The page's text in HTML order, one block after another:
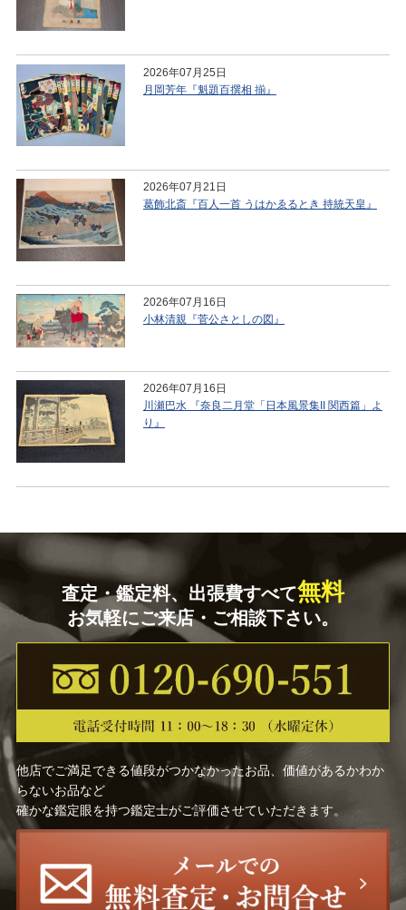
2026年07月25日
月岡芳年『魁題百撰相 揃』
2026年07月21日
葛飾北斎『百人一首 うはかゑるとき 持統天皇』
2026年07月16日
小林清親『菅公さとしの図』
2026年07月16日
川瀬巴水 『奈良二月堂「日本風景集II 関西篇」よ
り』
査定・鑑定料、出張費すべて無料
お気軽にご来店・ご相談下さい。
他店でご満足できる値段がつかなかったお品、価値があるかわか
らないお品など
確かな鑑定眼を持つ鑑定士がご評価させていただきます。